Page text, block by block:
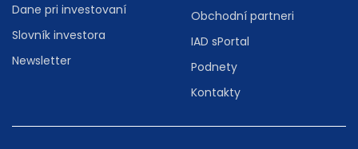
Dane pri investovaní
Slovník investora
Newsletter
Obchodní partneri
IAD sPortal
Podnety
Kontakty